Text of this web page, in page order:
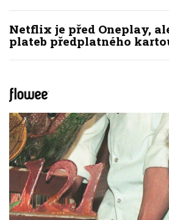
Netflix je před Oneplay,
plateb předplatného